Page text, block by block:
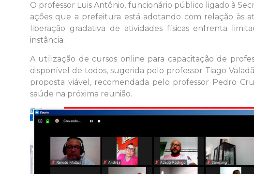
O professor Luis Antônio, funcionário público ligado à
ações que a prefeitura está adotando com relação às
liberação gradativa de atividades físicas enfrenta
instância.
A utilização de cursos online para capacitação de
disponível de todos, sugerida pelo professor Tiago
proposta viável, recomendada pelo professor Pedro
saúde na próxima reunião.